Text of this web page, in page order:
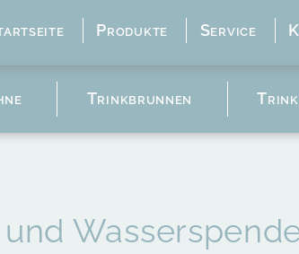
Produkte Service
Trinkbrunnen